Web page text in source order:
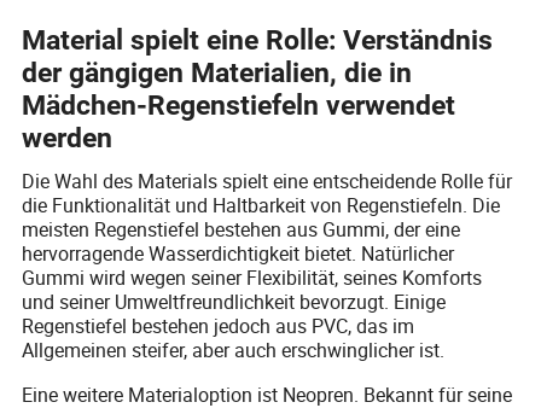
Material spielt eine Rolle: Verständnis
der gängigen Materialien, die in
Mädchen-Regenstiefeln verwendet
werden
Die Wahl des Materials spielt eine entscheidende Rolle für
die Funktionalität und Haltbarkeit von Regenstiefeln. Die
meisten Regenstiefel bestehen aus Gummi, der eine
hervorragende Wasserdichtigkeit bietet. Natürlicher
Gummi wird wegen seiner Flexibilität, seines Komforts
und seiner Umweltfreundlichkeit bevorzugt. Einige
Regenstiefel bestehen jedoch aus PVC, das im
Allgemeinen steifer, aber auch erschwinglicher ist.
Eine weitere Materialoption ist Neopren. Bekannt für seine